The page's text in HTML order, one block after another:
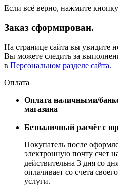
Если всё верно, нажмите кнопку
Заказ сформирован.
На странице сайта вы увидите
Вы можете следить за
в Персональном разделе сайта.
Оплата
Оплата наличными/
магазина
Безналичный расчёт с
Покупатель после
электронную почту счет
действительна 3 дня со
оплачивает со счета
услуги.